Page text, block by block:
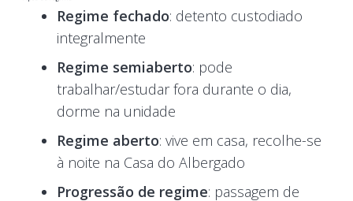
Regime fechado: detento custodiado
integralmente
Regime semiaberto: pode
trabalhar/estudar fora durante o dia,
dorme na unidade
Regime aberto: vive em casa, recolhe-se
à noite na Casa do Albergado
Progressão de regime: passagem de